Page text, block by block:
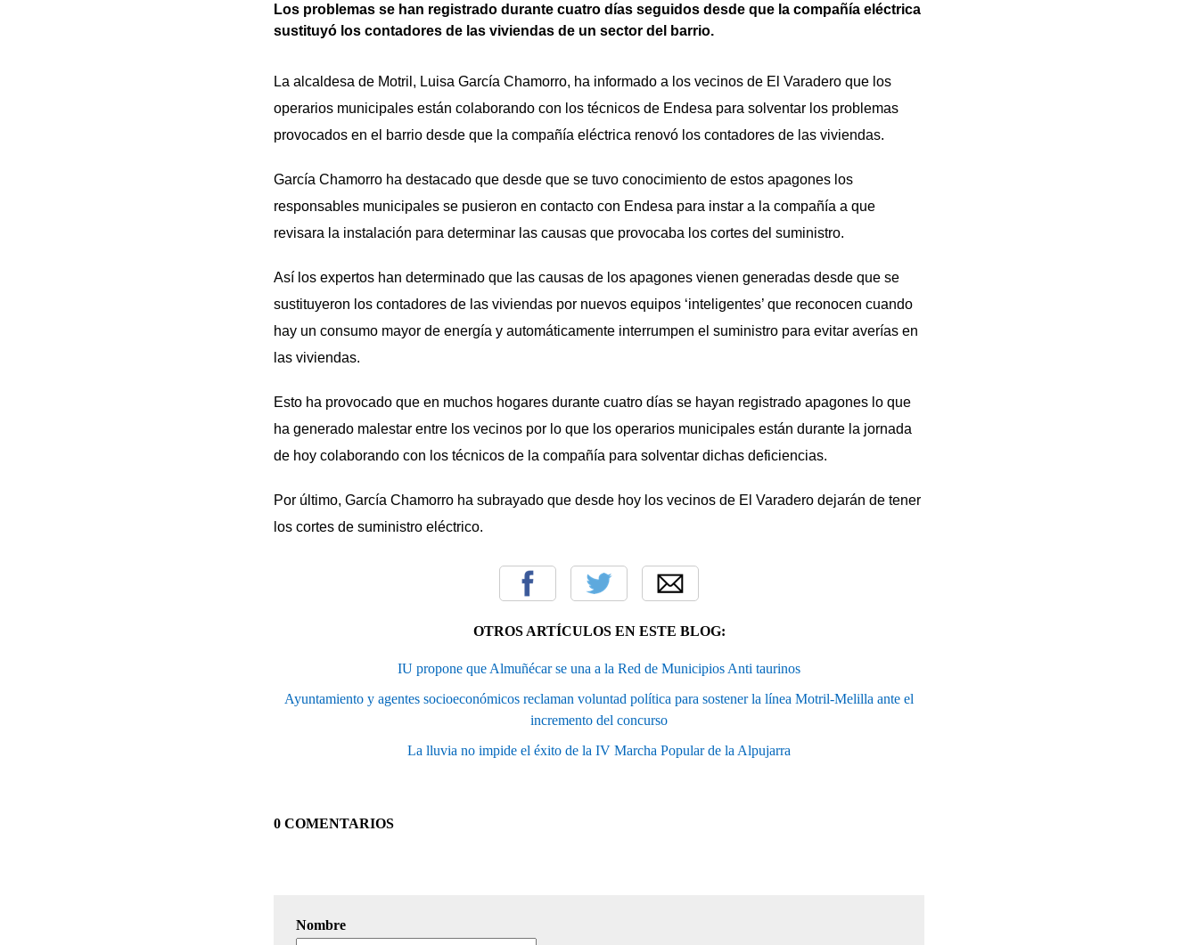
Los problemas se han registrado durante cuatro días seguidos desde que la compañía eléctrica
sustituyó los contadores de las viviendas de un sector del barrio.
La alcaldesa de Motril, Luisa García Chamorro, ha informado a los vecinos de El Varadero que los
operarios municipales están colaborando con los técnicos de Endesa para solventar los problemas
provocados en el barrio desde que la compañía eléctrica renovó los contadores de las viviendas.
García Chamorro ha destacado que desde que se tuvo conocimiento de estos apagones los
responsables municipales se pusieron en contacto con Endesa para instar a la compañía a que
revisara la instalación para determinar las causas que provocaba los cortes del suministro.
Así los expertos han determinado que las causas de los apagones vienen generadas desde que se
sustituyeron los contadores de las viviendas por nuevos equipos ‘inteligentes’ que reconocen cuando
hay un consumo mayor de energía y automáticamente interrumpen el suministro para evitar averías en
las viviendas.
Esto ha provocado que en muchos hogares durante cuatro días se hayan registrado apagones lo que
ha generado malestar entre los vecinos por lo que los operarios municipales están durante la jornada
de hoy colaborando con los técnicos de la compañía para solventar dichas deficiencias.
Por último, García Chamorro ha subrayado que desde hoy los vecinos de El Varadero dejarán de tener
los cortes de suministro eléctrico.
OTROS ARTÍCULOS EN ESTE BLOG:
IU propone que Almuñécar se una a la Red de Municipios Anti taurinos
Ayuntamiento y agentes socioeconómicos reclaman voluntad política para sostener la línea Motril-Melilla ante el
incremento del concurso
La lluvia no impide el éxito de la IV Marcha Popular de la Alpujarra
0 COMENTARIOS
Nombre